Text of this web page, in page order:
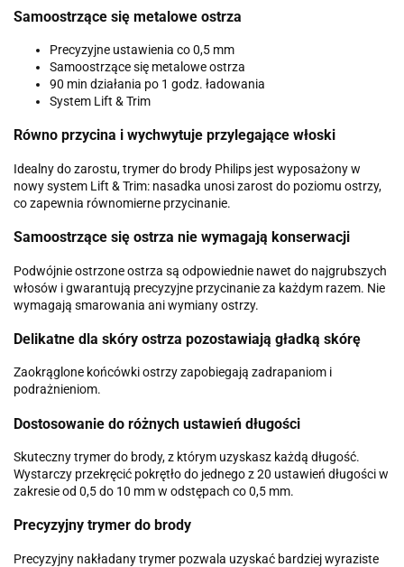
Samoostrzące się metalowe ostrza
Precyzyjne ustawienia co 0,5 mm
Samoostrzące się metalowe ostrza
90 min działania po 1 godz. ładowania
System Lift & Trim
Równo przycina i wychwytuje przylegające włoski
Idealny do zarostu, trymer do brody Philips jest wyposażony w
nowy system Lift & Trim: nasadka unosi zarost do poziomu ostrzy,
co zapewnia równomierne przycinanie.
Samoostrzące się ostrza nie wymagają konserwacji
Podwójnie ostrzone ostrza są odpowiednie nawet do najgrubszych
włosów i gwarantują precyzyjne przycinanie za każdym razem. Nie
wymagają smarowania ani wymiany ostrzy.
Delikatne dla skóry ostrza pozostawiają gładką skórę
Zaokrąglone końcówki ostrzy zapobiegają zadrapaniom i
podrażnieniom.
Dostosowanie do różnych ustawień długości
Skuteczny trymer do brody, z którym uzyskasz każdą długość.
Wystarczy przekręcić pokrętło do jednego z 20 ustawień długości w
zakresie od 0,5 do 10 mm w odstępach co 0,5 mm.
Precyzyjny trymer do brody
Precyzyjny nakładany trymer pozwala uzyskać bardziej wyraziste